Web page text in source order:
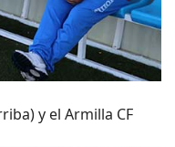
y el Armilla CF